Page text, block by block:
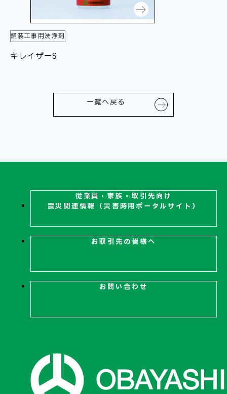
舗装工事用洗浄剤
キレイザーS
一覧へ戻る
従業員・家族・取引先向け
震災関連情報（災害時用ポータルサイト）
お取引先の皆様へ
お問い合わせ